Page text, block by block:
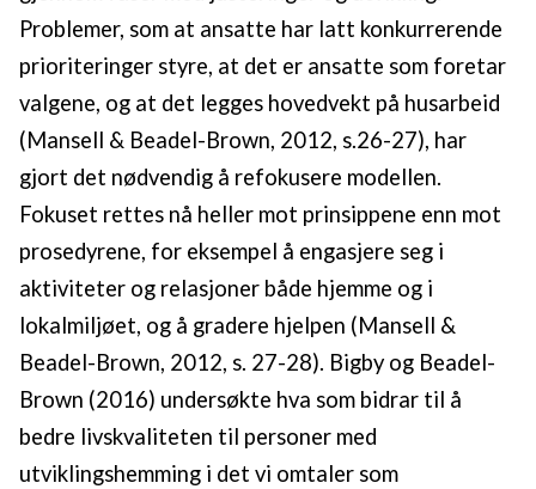
Problemer, som at ansatte har latt konkurrerende
prioriteringer styre, at det er ansatte som foretar
valgene, og at det legges hovedvekt på husarbeid
(Mansell & Beadel-Brown, 2012, s.26-27), har
gjort det nødvendig å refokusere modellen.
Fokuset rettes nå heller mot prinsippene enn mot
prosedyrene, for eksempel å engasjere seg i
aktiviteter og relasjoner både hjemme og i
lokalmiljøet, og å gradere hjelpen (Mansell &
Beadel-Brown, 2012, s. 27-28). Bigby og Beadel-
Brown (2016) undersøkte hva som bidrar til å
bedre livskvaliteten til personer med
utviklingshemming i det vi omtaler som